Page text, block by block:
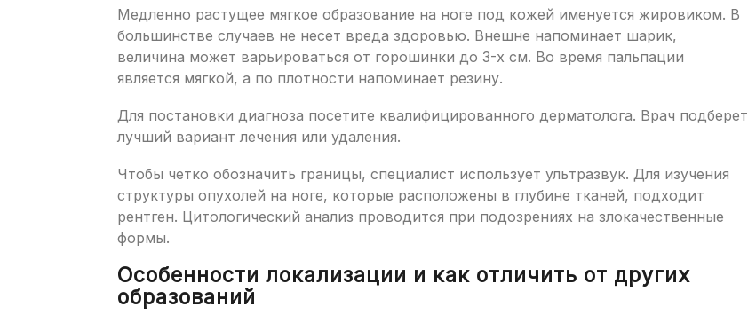
Медленно растущее мягкое образование на ноге под кожей именуется жировиком. В
большинстве случаев не несет вреда здоровью. Внешне напоминает шарик,
величина может варьироваться от горошинки до 3-х см. Во время пальпации
является мягкой, а по плотности напоминает резину.
Для постановки диагноза посетите квалифицированного дерматолога. Врач подберет
лучший вариант лечения или удаления.
Чтобы четко обозначить границы, специалист использует ультразвук. Для изучения
структуры опухолей на ноге, которые расположены в глубине тканей, подходит
рентген. Цитологический анализ проводится при подозрениях на злокачественные
формы.
Особенности локализации и как отличить от других
образований